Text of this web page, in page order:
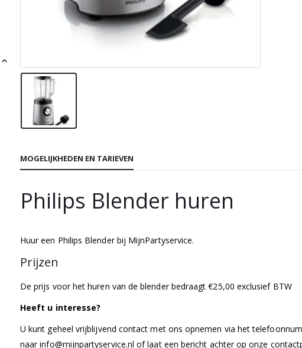
MOGELIJKHEDEN EN TARIEVEN
Philips Blender huren
Huur een Philips Blender bij MijnPartyservice.
Prijzen
De prijs voor het huren van de blender bedraagt €25,00 exclusief BTW
Heeft u interesse?
U kunt geheel vrijblijvend contact met ons opnemen via het
naarinfo@mijnpartyservice.nl of laat een bericht achter op onze